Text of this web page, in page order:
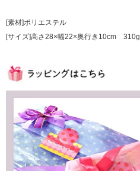
[素材]ポリエステル
[サイズ]高さ28×幅22×奥行き10cm 310g